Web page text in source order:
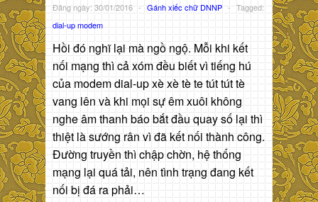
Đăng ngày: 30/01/2016 - Gánh xiếc chữ DNNP - Tagged:
dial-up modem
Hồi đó nghĩ lại mà ngồ ngộ. Mỗi khi kết
nối mạng thì cả xóm đều biết vì tiếng hú
của modem dial-up xè xè tè te tút tút tè
vang lên và khi mọi sự êm xuôi không
nghe âm thanh báo bắt đầu quay số lại thì
thiệt là sướng rân vì đã kết nối thành công.
Đường truyền thì chập chờn, hệ thống
mạng lại quá tải, nên tình trạng đang kết
nối bị đá ra phải…